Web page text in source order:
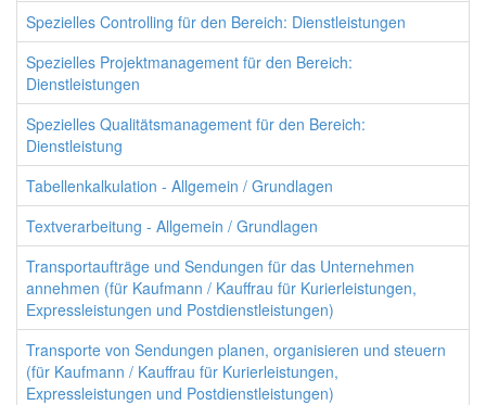
Spezielles Controlling für den Bereich: Dienstleistungen
Spezielles Projektmanagement für den Bereich:
Dienstleistungen
Spezielles Qualitätsmanagement für den Bereich:
Dienstleistung
Tabellenkalkulation - Allgemein / Grundlagen
Textverarbeitung - Allgemein / Grundlagen
Transportaufträge und Sendungen für das Unternehmen
annehmen (für Kaufmann / Kauffrau für Kurierleistungen,
Expressleistungen und Postdienstleistungen)
Transporte von Sendungen planen, organisieren und steuern
(für Kaufmann / Kauffrau für Kurierleistungen,
Expressleistungen und Postdienstleistungen)